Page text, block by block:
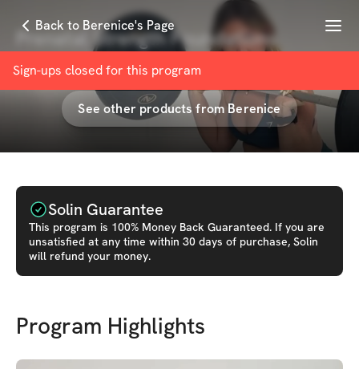
Back to Berenice's Page Menu
Sign-ups closed for this program
Prenatal Strength Foundations
withBerenice Boada
See other products from Berenice
Solin Guarantee
This program is 100% Money Back Guaranteed. If you are
unsatisfied at any time within 30 days of purchase, Solin
will refund your money.
Program Highlights